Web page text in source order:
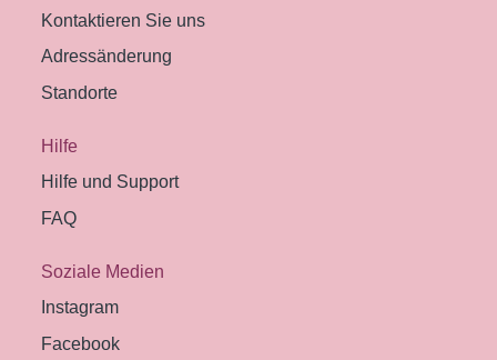
Kontaktieren Sie uns
Adressänderung
Standorte
Hilfe
Hilfe und Support
FAQ
Soziale Medien
Instagram
Facebook